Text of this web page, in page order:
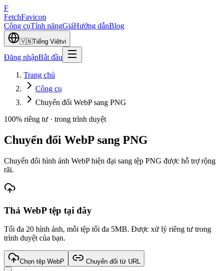
F
FetchFavicon
Công cụTính năngGiáHướng dẫnBlog
🇻🇳Tiếng Việtvi
Đăng nhậpBắt đầu
Trang chủ
Công cụ
Chuyển đổi WebP sang PNG
100% riêng tư · trong trình duyệt
Chuyển đổi WebP sang PNG
Chuyển đổi hình ảnh WebP hiện đại sang tệp PNG được hỗ trợ rộng
rãi.
Thả WebP tệp tại đây
Tối đa 20 hình ảnh, mỗi tệp tối đa 5MB. Được xử lý riêng tư trong
trình duyệt của bạn.
Chọn tệp WebP Chuyển đổi từ URL